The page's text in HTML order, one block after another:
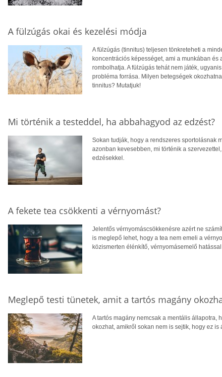
A fülzúgás okai és kezelési módja
A fülzúgás (tinnitus) teljesen tönkreteheti a
koncentrációs képességet, ami a munkában
rombolhatja. A fülzúgás tehát nem játék,
probléma forrása. Milyen betegségek
tinnitus? Mutatjuk!
Mi történik a testeddel, ha abbahagyod az edzést?
Sokan tudják, hogy a rendszeres sportolásnak
azonban kevesebben, mi történik a
edzésekkel.
A fekete tea csökkenti a vérnyomást?
Jelentős vérnyomáscsökkenésre azért ne
is meglepő lehet, hogy a tea nem emeli a
közismerten élénkítő, vérnyomásemelő hatással
Meglepő testi tünetek, amit a tartós magány
A tartós magány nemcsak a mentális állapotra,
okozhat, amikről sokan nem is sejtik, hogy ez is